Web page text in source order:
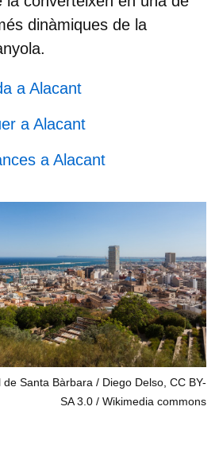
dinàmiques de la
a Alacant
a Alacant
a Alacant
Santa Bàrbara / Diego Delso, CC BY-
SA 3.0
Wikimedia commons